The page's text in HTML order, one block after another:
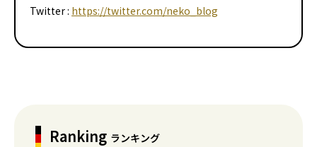
Twitter : https://twitter.com/neko_blog
Ranking ランキング